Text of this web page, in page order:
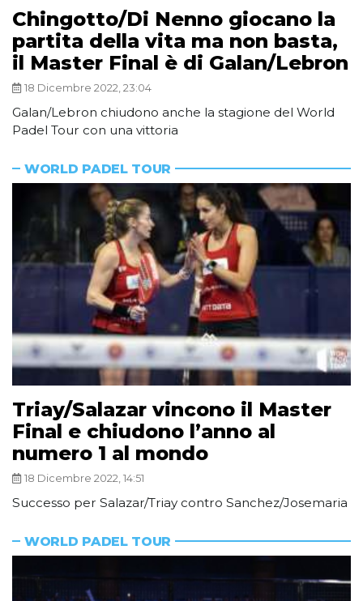
Chingotto/Di Nenno giocano la
partita della vita ma non basta,
il Master Final è di Galan/Lebron
18 Dicembre 2022, 23:04
Galan/Lebron chiudono anche la stagione del World
Padel Tour con una vittoria
WORLD PADEL TOUR
Triay/Salazar vincono il Master
Final e chiudono l’anno al
numero 1 al mondo
18 Dicembre 2022, 14:51
Successo per Salazar/Triay contro Sanchez/Josemaria
WORLD PADEL TOUR